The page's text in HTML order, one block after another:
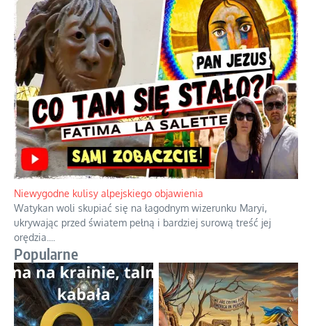
Duchowa apteczka bez teologicznych podróbek
Instrukcja obsługi łaski z ominięciem duchowych skrótów.